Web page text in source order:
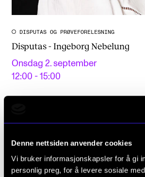
Denne nettsiden anvender cookies
Vi bruker informasjonskapsler for å gi
personlig preg, for å levere sosiale
DISPUTAS OG PRØVEFORELESNING
Disputas - Ingeborg Nebelung
Onsdag 2. september
12:00 - 15:00